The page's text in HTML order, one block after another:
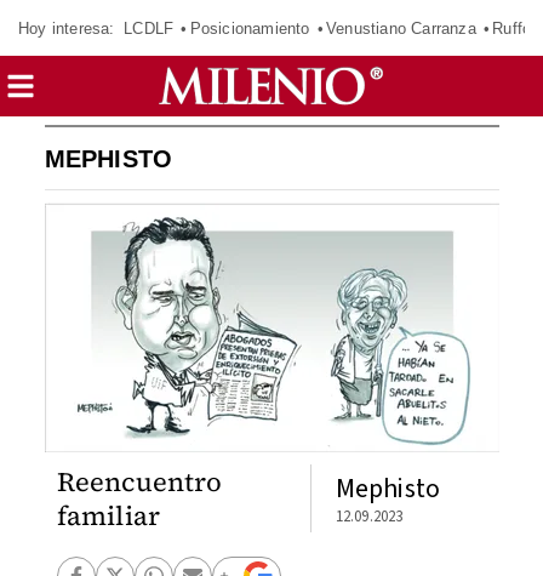
Hoy interesa: LCDLF Posicionamiento Venustiano Carranza Ruffo
MEPHISTO
Reencuentro
familiar
Mephisto
12.09.2023